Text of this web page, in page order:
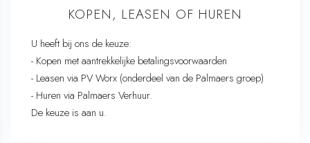
KOPEN, LEASEN OF HUREN
U heeft bij ons de keuze:
- Kopen met aantrekkelijke betalingsvoorwaarden
- Leasen via PV Worx (onderdeel van de Palmaers groep)
- Huren via Palmaers Verhuur.
De keuze is aan u.